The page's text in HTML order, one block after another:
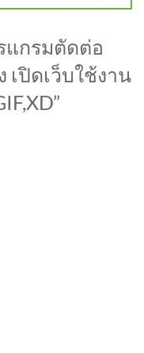
แกรมตัดต่อ
เปิดเว็บใช้งาน
”